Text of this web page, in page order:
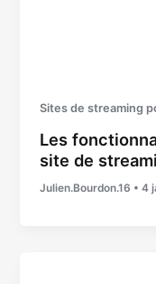
Sites de streaming
Les
site de
Julien.Bourdon.16 •4